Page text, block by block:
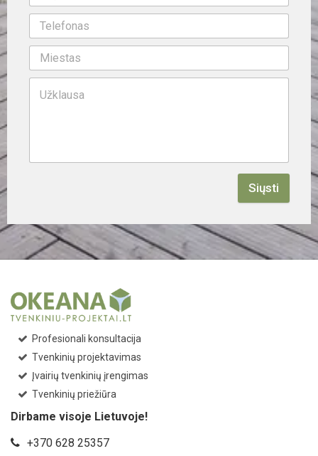
Siųsti
Profesionali konsultacija
Tvenkinių projektavimas
Įvairių tvenkinių įrengimas
Tvenkinių priežiūra
Dirbame visoje Lietuvoje!
+370 628 25357